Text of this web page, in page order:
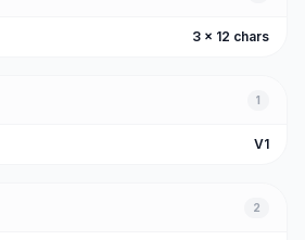
3 x 12 chars
1
V1
2